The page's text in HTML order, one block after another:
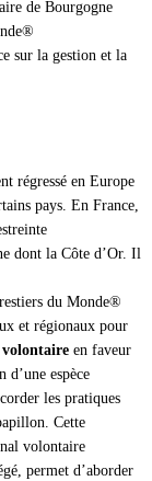
de Bourgogne
sur la gestion et la
régressé en Europe
pays. En France,
dont la Côte d’Or. Il
du Monde®
et régionaux pour
volontaireen faveur
espèce
les pratiques
Cette
volontaire
permet d’aborder